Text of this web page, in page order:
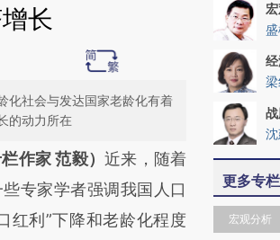
长
化社会与发达国家老龄化有着
的动力所在
加这段话：本文由第三方
新文章
YMx0sOqJ]
作家 范毅） 近来，随着
专家学者强调我国人口
红利”下降和老龄化程度
更多专
宏观分析